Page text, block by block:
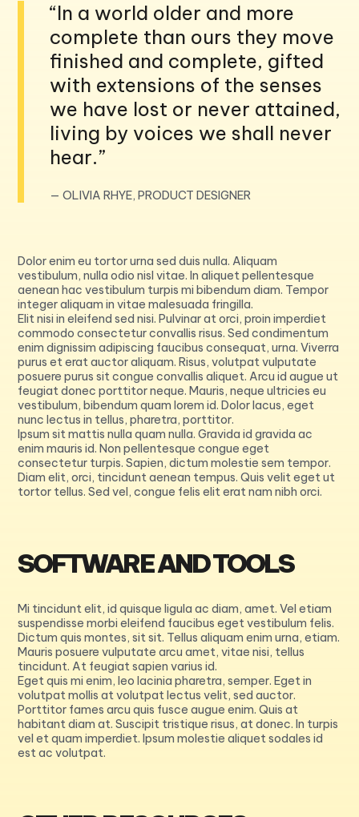
“In a world older and more
complete than ours they move
finished and complete, gifted
with extensions of the senses
we have lost or never attained,
living by voices we shall never
hear.”
— OLIVIA RHYE, PRODUCT DESIGNER
Dolor enim eu tortor urna sed duis nulla. Aliquam
vestibulum, nulla odio nisl vitae. In aliquet pellentesque
aenean hac vestibulum turpis mi bibendum diam. Tempor
integer aliquam in vitae malesuada fringilla.
Elit nisi in eleifend sed nisi. Pulvinar at orci, proin imperdiet
commodo consectetur convallis risus. Sed condimentum
enim dignissim adipiscing faucibus consequat, urna. Viverra
purus et erat auctor aliquam. Risus, volutpat vulputate
posuere purus sit congue convallis aliquet. Arcu id augue ut
feugiat donec porttitor neque. Mauris, neque ultricies eu
vestibulum, bibendum quam lorem id. Dolor lacus, eget
nunc lectus in tellus, pharetra, porttitor.
Ipsum sit mattis nulla quam nulla. Gravida id gravida ac
enim mauris id. Non pellentesque congue eget
consectetur turpis. Sapien, dictum molestie sem tempor.
Diam elit, orci, tincidunt aenean tempus. Quis velit eget ut
tortor tellus. Sed vel, congue felis elit erat nam nibh orci.
SOFTWARE AND TOOLS
Mi tincidunt elit, id quisque ligula ac diam, amet. Vel etiam
suspendisse morbi eleifend faucibus eget vestibulum felis.
Dictum quis montes, sit sit. Tellus aliquam enim urna, etiam.
Mauris posuere vulputate arcu amet, vitae nisi, tellus
tincidunt. At feugiat sapien varius id.
Eget quis mi enim, leo lacinia pharetra, semper. Eget in
volutpat mollis at volutpat lectus velit, sed auctor.
Porttitor fames arcu quis fusce augue enim. Quis at
habitant diam at. Suscipit tristique risus, at donec. In turpis
vel et quam imperdiet. Ipsum molestie aliquet sodales id
est ac volutpat.